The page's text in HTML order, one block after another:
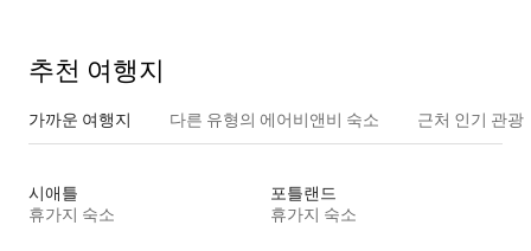
추천 여행지
가까운 여행지 다른 유형의 에어비앤비 숙소 근처 인기 관광
시애틀
휴가지 숙소
포틀랜드
휴가지 숙소